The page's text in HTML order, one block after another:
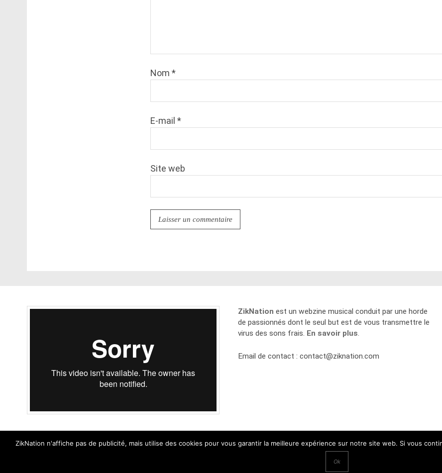
Nom *
E-mail *
Site web
ZikNation est un webzine musical conduit par une horde
de passionnés dont le seul but est de vous transmettre le
virus des sons frais. En savoir plus.
Email de contact :contact@ziknation.com
ZikNation n'affiche pas de publicité, mais utilise des cookies pour vous garantir la meilleure expérience sur notre site web. Si vous
Ok